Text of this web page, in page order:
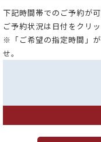
下記時間帯でのご予約が可
ご予約状況は日付をクリ
※「ご希望の指定時間」
せ。